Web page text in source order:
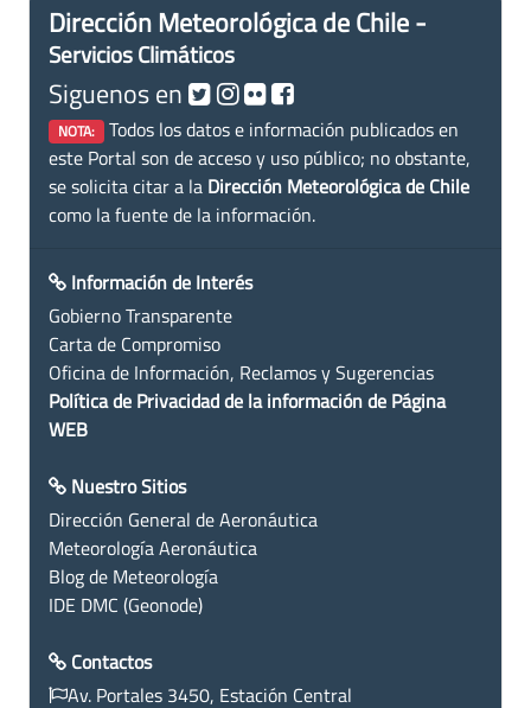
Dirección Meteorológica de Chile -
Servicios Climáticos
Siguenos en
NOTA: Todos los datos e información publicados en
este Portal son de acceso y uso público; no obstante,
se solicita citar a la Dirección Meteorológica de Chile
como la fuente de la información.
Información de Interés
Gobierno Transparente
Carta de Compromiso
Oficina de Información, Reclamos y Sugerencias
Política de Privacidad de la información de Página
WEB
Nuestro Sitios
Dirección General de Aeronáutica
Meteorología Aeronáutica
Blog de Meteorología
IDE DMC (Geonode)
Contactos
Av. Portales 3450, Estación Central